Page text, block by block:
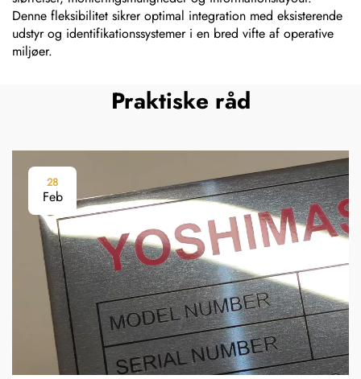
Denne fleksibilitet sikrer optimal integration med eksisterende
udstyr og identifikationssystemer i en bred vifte af operative
miljøer.
Praktiske råd
28
Feb